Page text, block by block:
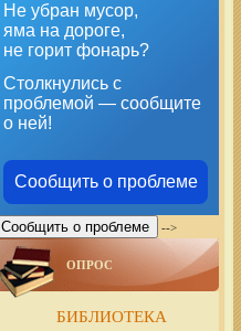
Не убран мусор,
яма на дороге,
не горит фонарь?
Столкнулись с
проблемой — сообщите
о ней!
Сообщить о проблеме
Сообщить о проблеме -->
ОПРОС
БИБЛИОТЕКА